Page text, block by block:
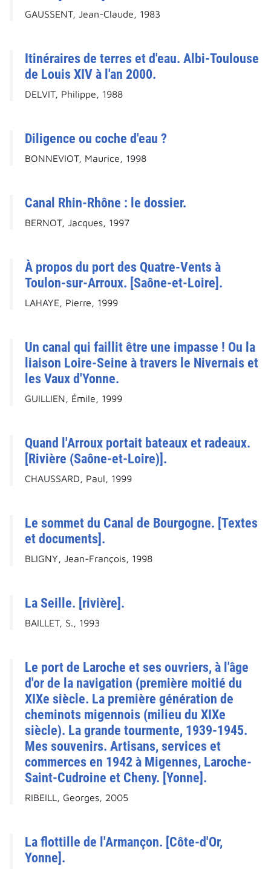
GAUSSENT, Jean-Claude, 1983
Itinéraires de terres et d'eau. Albi-Toulouse
de Louis XIV à l'an 2000.
DELVIT, Philippe, 1988
Diligence ou coche d'eau ?
BONNEVIOT, Maurice, 1998
Canal Rhin-Rhône : le dossier.
BERNOT, Jacques, 1997
À propos du port des Quatre-Vents à
Toulon-sur-Arroux. [Saône-et-Loire].
LAHAYE, Pierre, 1999
Un canal qui faillit être une impasse ! Ou la
liaison Loire-Seine à travers le Nivernais et
les Vaux d'Yonne.
GUILLIEN, Émile, 1999
Quand l'Arroux portait bateaux et radeaux.
[Rivière (Saône-et-Loire)].
CHAUSSARD, Paul, 1999
Le sommet du Canal de Bourgogne. [Textes
et documents].
BLIGNY, Jean-François, 1998
La Seille. [rivière].
BAILLET, S., 1993
Le port de Laroche et ses ouvriers, à l'âge
d'or de la navigation (première moitié du
XIXe siècle. La première génération de
cheminots migennois (milieu du XIXe
siècle). La grande tourmente, 1939-1945.
Mes souvenirs. Artisans, services et
commerces en 1942 à Migennes, Laroche-
Saint-Cudroine et Cheny. [Yonne].
RIBEILL, Georges, 2005
La flottille de l'Armançon. [Côte-d'Or,
Yonne].